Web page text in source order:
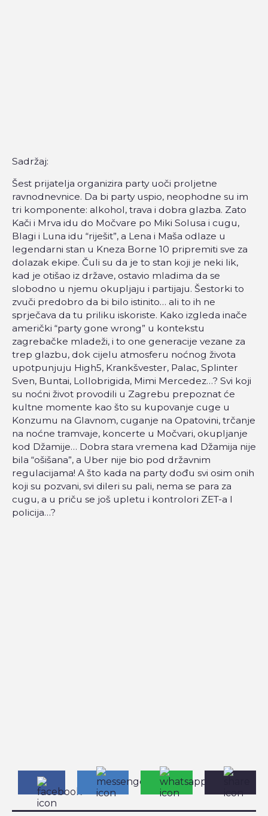
Sadržaj:
Šest prijatelja organizira party uoči proljetne
ravnodnevnice. Da bi party uspio, neophodne su im
tri komponente: alkohol, trava i dobra glazba. Zato
Kači i Mrva idu do Močvare po Miki Solusa i cugu,
Blagi i Luna idu “riješit”, a Lena i Maša odlaze u
legendarni stan u Kneza Borne 10 pripremiti sve za
dolazak ekipe. Čuli su da je to stan koji je neki lik,
kad je otišao iz države, ostavio mladima da se
slobodno u njemu okupljaju i partijaju. Šestorki to
zvuči predobro da bi bilo istinito… ali to ih ne
sprječava da tu priliku iskoriste. Kako izgleda inače
američki “party gone wrong” u kontekstu
zagrebačke mladeži, i to one generacije vezane za
trep glazbu, dok cijelu atmosferu noćnog života
upotpunjuju High5, Krankšvester, Palac, Splinter
Sven, Buntai, Lollobrigida, Mimi Mercedez…? Svi koji
su noćni život provodili u Zagrebu prepoznat će
kultne momente kao što su kupovanje cuge u
Konzumu na Glavnom, cuganje na Opatovini, trčanje
na noćne tramvaje, koncerte u Močvari, okupljanje
kod Džamije… Dobra stara vremena kad Džamija nije
bila “ošišana”, a Uber nije bio pod državnim
regulacijama! A što kada na party dođu svi osim onih
koji su pozvani, svi dileri su pali, nema se para za
cugu, a u priču se još upletu i kontrolori ZET-a I
policija…?